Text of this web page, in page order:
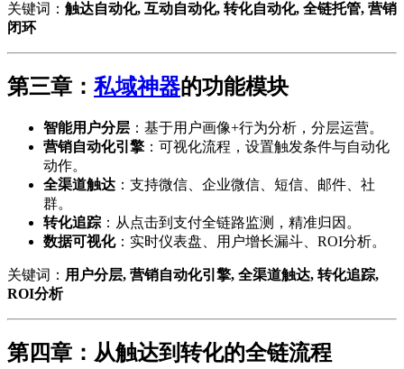
关键词： 触达自动化, 互动自动化, 转化自动化, 全链托管, 营销
闭环
第三章： 私域神器的功能模块
智能用户分层 ：基于用户画像+行为分析，分层运营。
营销自动化引擎 ：可视化流程，设置触发条件与自动化
动作。
全渠道触达 ：支持微信、企业微信、短信、邮件、社
群。
转化追踪 ：从点击到支付全链路监测，精准归因。
数据可视化：实时仪表盘、用户增长漏斗、ROI分析。
关键词： 用户分层, 营销自动化引擎, 全渠道触达, 转化追踪,
ROI分析
第四章：从触达到转化的全链流程